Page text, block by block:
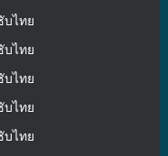
ไทย
บไทย
บไทย
บไทย
บไทย